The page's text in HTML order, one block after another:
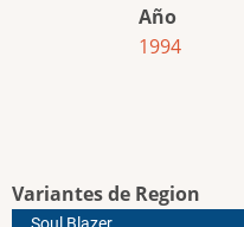
Año
1994
Variantes de Region